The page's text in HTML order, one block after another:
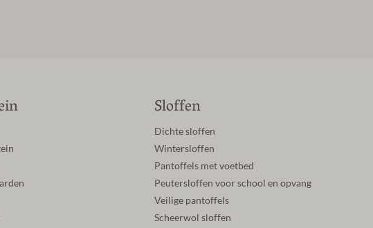
Sloffen
Dichte sloffen
Wintersloffen
Pantoffels met voetbed
Peutersloffen voor school en opvang
Veilige pantoffels
Scheerwol sloffen